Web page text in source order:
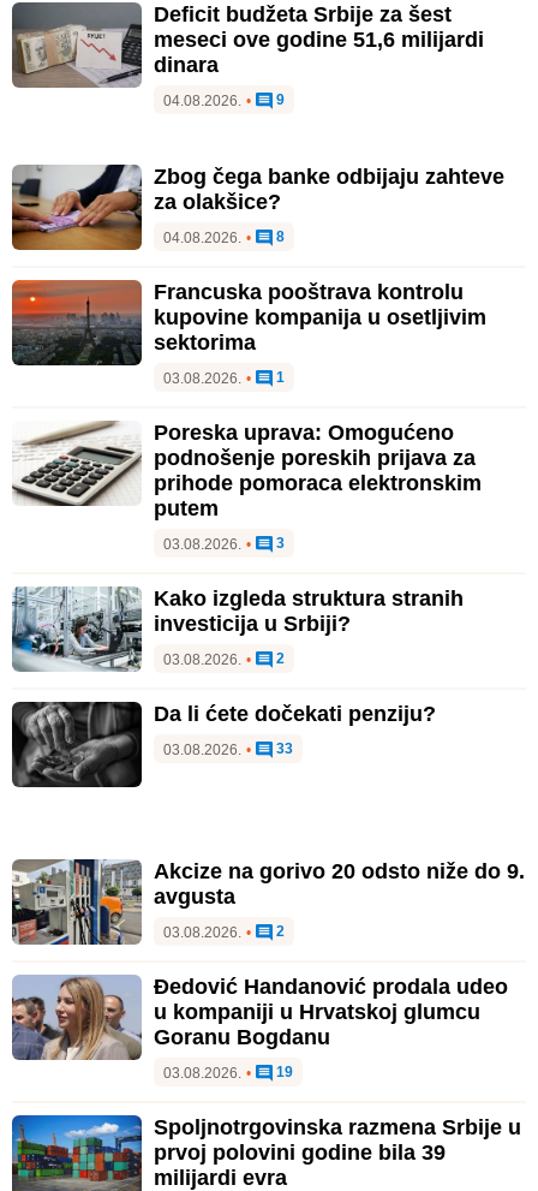
Deficit budžeta Srbije za šest
meseci ove godine 51,6 milijardi
dinara
04.08.2026. • 9
Zbog čega banke odbijaju zahteve
za olakšice?
04.08.2026. • 8
Francuska pooštrava kontrolu
kupovine kompanija u osetljivim
sektorima
03.08.2026. • 1
Poreska uprava: Omogućeno
podnošenje poreskih prijava za
prihode pomoraca elektronskim
putem
03.08.2026. • 3
Kako izgleda struktura stranih
investicija u Srbiji?
03.08.2026. • 2
Da li ćete dočekati penziju?
03.08.2026. • 33
Akcize na gorivo 20 odsto niže do 9.
avgusta
03.08.2026. • 2
Đedović Handanović prodala udeo
u kompaniji u Hrvatskoj glumcu
Goranu Bogdanu
03.08.2026. • 19
Spoljnotrgovinska razmena Srbije u
prvoj polovini godine bila 39
milijardi evra